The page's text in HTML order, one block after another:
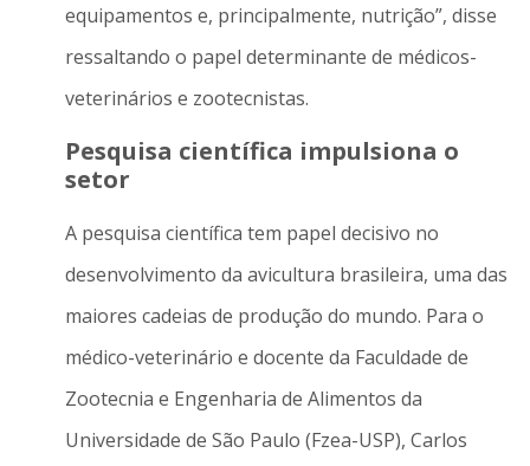
equipamentos e, principalmente, nutrição”, disse
ressaltando o papel determinante de médicos-
veterinários e zootecnistas.
Pesquisa científica impulsiona o
setor
A pesquisa científica tem papel decisivo no
desenvolvimento da avicultura brasileira, uma das
maiores cadeias de produção do mundo. Para o
médico-veterinário e docente da Faculdade de
Zootecnia e Engenharia de Alimentos da
Universidade de São Paulo (Fzea-USP), Carlos